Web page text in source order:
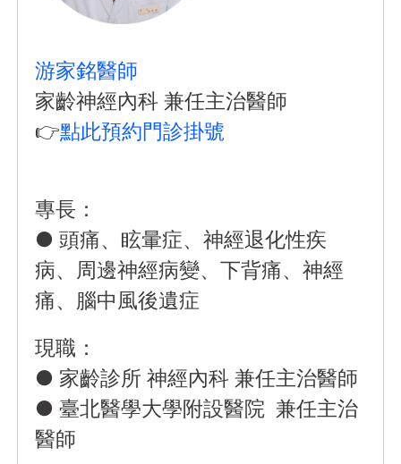
游家銘醫師
家齡神經內科 兼任主治醫師
👉點此預約門診掛號
專長：
● 頭痛、眩暈症、神經退化性疾
病、周邊神經病變、下背痛、神經
痛、腦中風後遺症
現職：
● 家齡診所 神經內科 兼任主治醫師
● 臺北醫學大學附設醫院 兼任主治
醫師